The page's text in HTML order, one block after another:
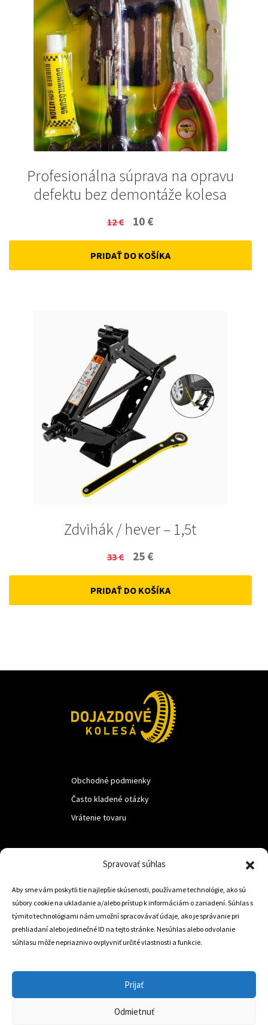
Spravovať súhlas
Aby sme vám poskytli tie najlepšie skúsenosti, používame technológie, ako sú
súbory cookie na ukladanie a/alebo prístup k informáciám o zariadení. Súhlas s
týmito technológiami nám umožní spracovávať údaje, ako je správanie pri
prehliadaní alebo jedinečné ID na tejto stránke. Nesúhlas alebo odvolanie
súhlasu môže nepriaznivo ovplyvniť určité vlastnosti a funkcie.
Prijať
Odmietnuť
Profesionálna súprava na opravu
defektu bez demontáže kolesa
12€
Original
price
was:
10 €
price
is:
PRIDAŤ DO KOŠÍKA
Zdvihák / hever – 1,5t
33€
Original
price
was:
25 €
price
is:
PRIDAŤ DO KOŠÍKA
Obchodné podmienky
Často kladené otázky
Vrátenie tovaru
Trstená 02801
+421 905 806 234
Český Eshop